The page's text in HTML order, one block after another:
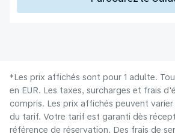
*Les prix affichés sont pour 1 adulte.
en EUR. Les taxes, surcharges et frais
compris. Les prix affichés peuvent
du tarif. Votre tarif est garanti dès
référence de réservation. Des frais de